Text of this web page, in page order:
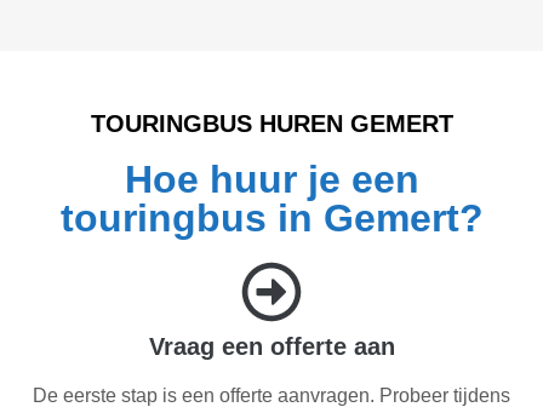
TOURINGBUS HUREN GEMERT
Hoe huur je een
touringbus in Gemert?
Vraag een offerte aan
De eerste stap is een offerte aanvragen. Probeer tijdens